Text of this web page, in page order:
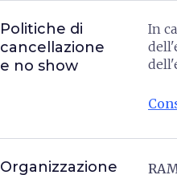
Politiche di
cancellazione
e no show
In
Organizzazione